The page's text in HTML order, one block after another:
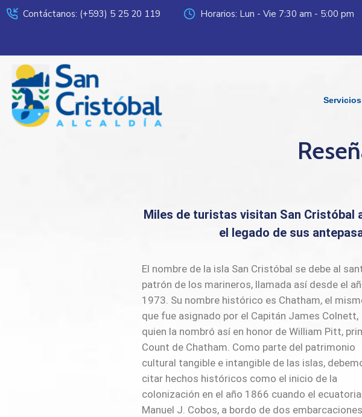
Contáctanos: (+593) 5 25 20 119 Horarios: Lun - Vie 7:30 am - 5:00 pm
Servicios
Miles de turistas visitan San Cristóbal
el legado de sus
El nombre de la isla San Cristóbal se debe al
patrón de los marineros, llamada así desde el
1973. Su nombre histórico es Chatham, el mismo
que fue asignado por el Capitán James Colnett,
quien la nombró así en honor de William Pitt,
Count de Chatham. Como parte del patrimonio
cultural tangible e intangible de las islas,
citar hechos históricos como el inicio de la
colonización en el año 1866 cuando el
Manuel J. Cobos, a bordo de dos embarcaciones
Bahía Naufragio con un grupo de 10
para iniciar la instalación de un ingenio azucarero
que le denominó la “Hacienda El Progreso”, empresa
que durante 25 años, desde 1879 hasta 1904 fue el
motor económico de la isla. Las ruinas
encuentran situadas en la entrada del poblado del
mismo nombre. Y, la creación de la
pesquera “La Predial” que durante los años 1952 a
1960 pretendió desarrollar la pesca a